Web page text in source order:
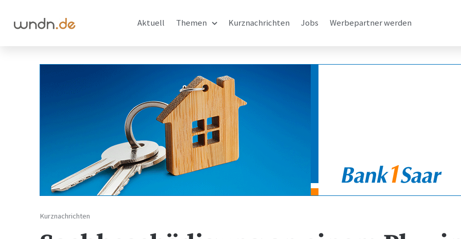
Aktuell Themen Kurznachrichten Jobs Werbepartner werden
Kurznachrichten